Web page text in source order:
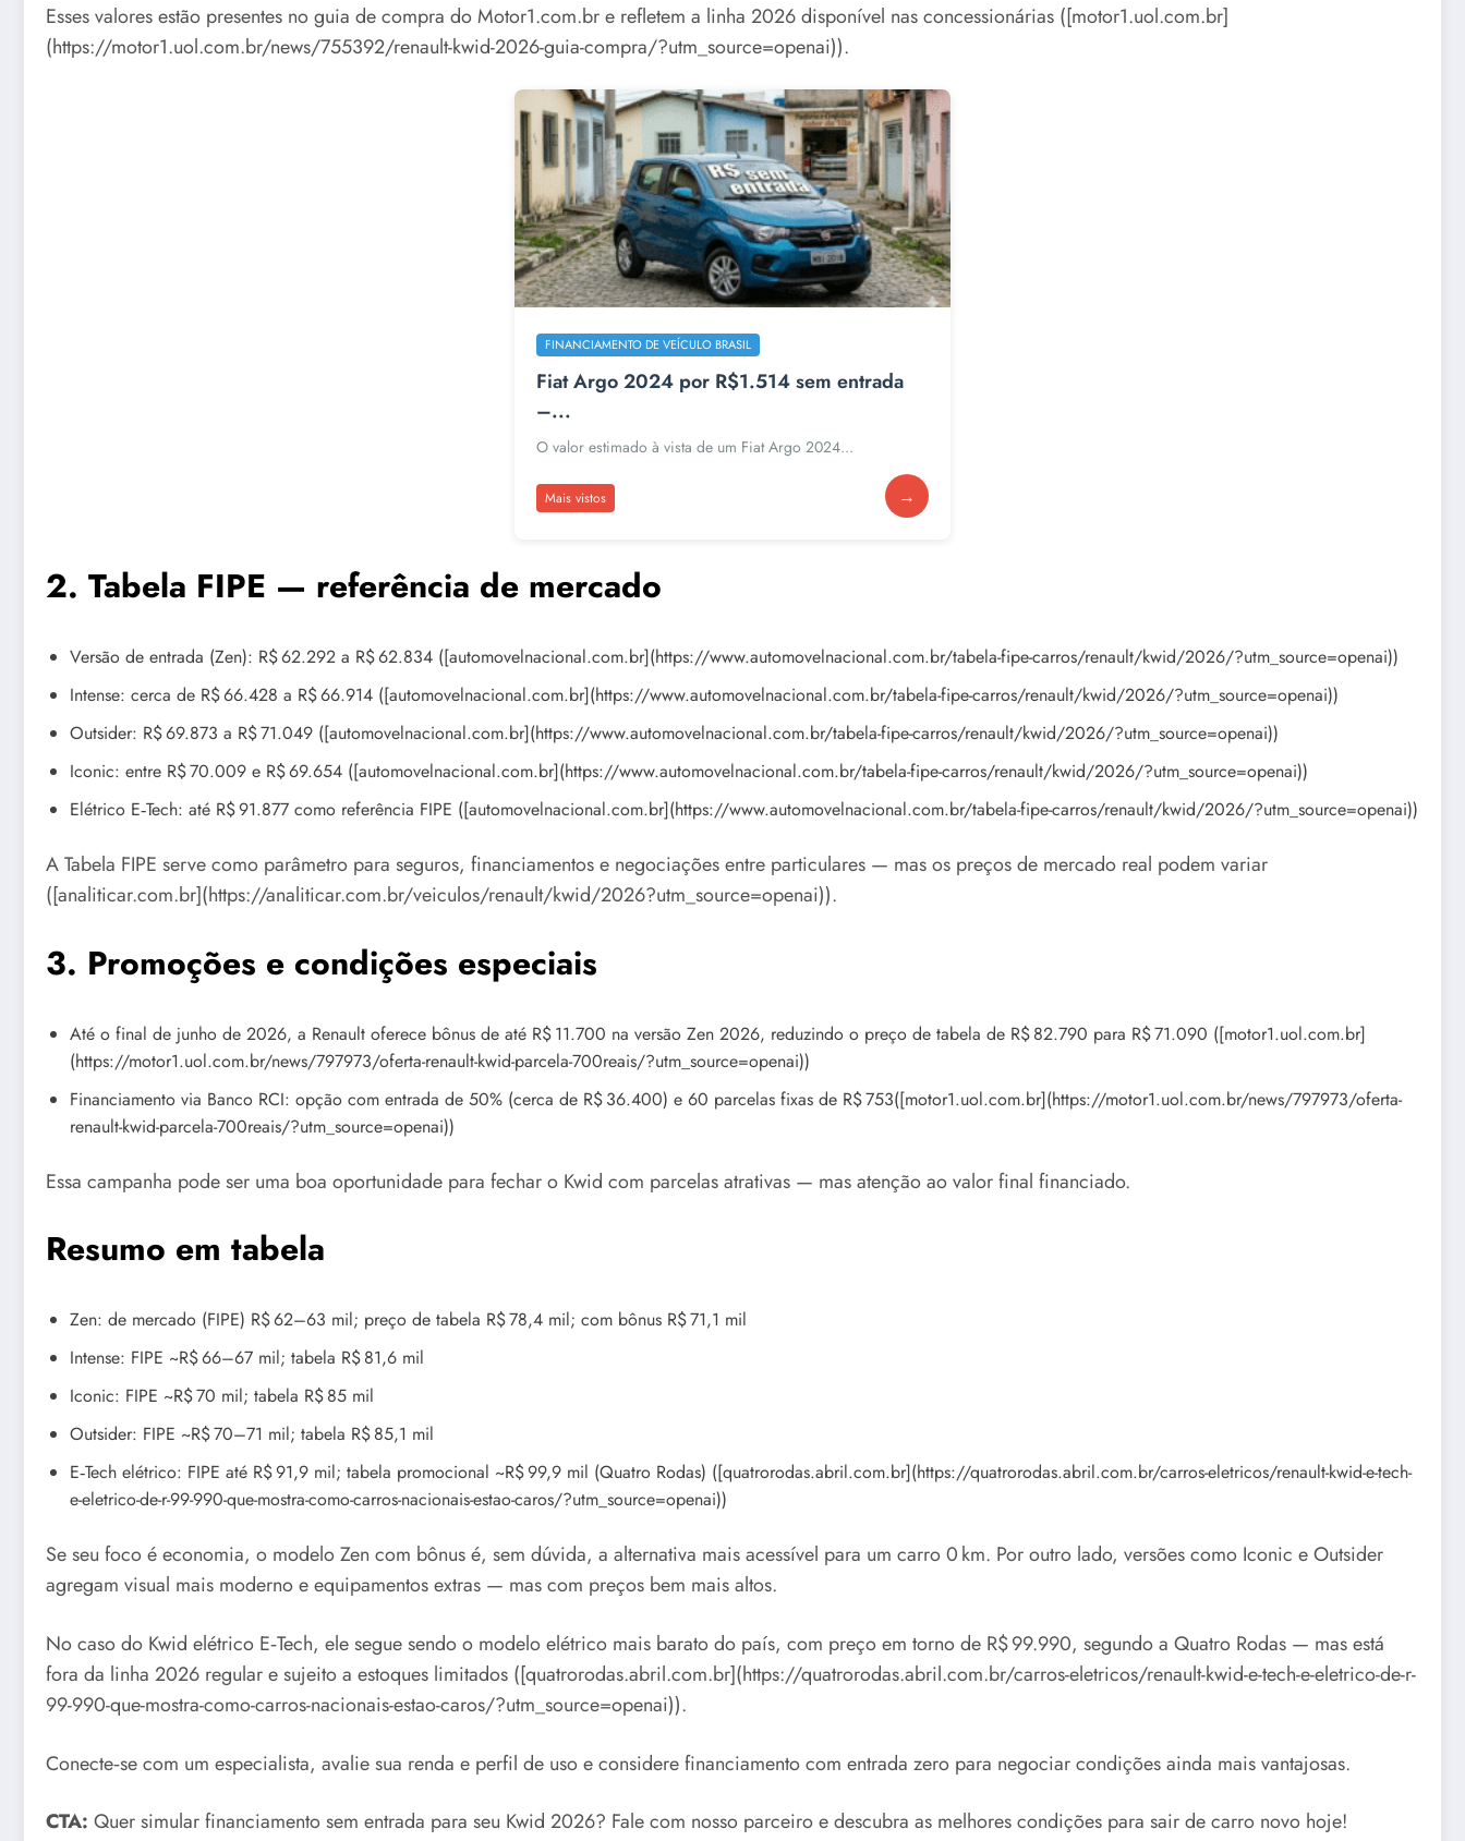
Esses valores estão presentes no guia de compra do Motor1.com.br e refletem a linha 2026 disponível nas concessionárias ([motor1.uol.com.br]
(https://motor1.uol.com.br/news/755392/renault-kwid-2026-guia-compra/?utm_source=openai)).
FINANCIAMENTO DE VEÍCULO BRASIL
Fiat Argo 2024 por R$1.514 sem entrada
–...
O valor estimado à vista de um Fiat Argo 2024...
Mais vistos →
2. Tabela FIPE — referência de mercado
Versão de entrada (Zen): R$ 62.292 a R$ 62.834 ([automovelnacional.com.br](https://www.automovelnacional.com.br/tabela-fipe-carros/renault/kwid/2026/?utm_source=openai))
Intense: cerca de R$ 66.428 a R$ 66.914 ([automovelnacional.com.br](https://www.automovelnacional.com.br/tabela-fipe-carros/renault/kwid/2026/?utm_source=openai))
Outsider: R$ 69.873 a R$ 71.049 ([automovelnacional.com.br](https://www.automovelnacional.com.br/tabela-fipe-carros/renault/kwid/2026/?utm_source=openai))
Iconic: entre R$ 70.009 e R$ 69.654 ([automovelnacional.com.br](https://www.automovelnacional.com.br/tabela-fipe-carros/renault/kwid/2026/?utm_source=openai))
Elétrico E‑Tech: até R$ 91.877 como referência FIPE ([automovelnacional.com.br](https://www.automovelnacional.com.br/tabela-fipe-carros/renault/kwid/2026/?utm_source=openai))
A Tabela FIPE serve como parâmetro para seguros, financiamentos e negociações entre particulares — mas os preços de mercado real podem variar
([analiticar.com.br](https://analiticar.com.br/veiculos/renault/kwid/2026?utm_source=openai)).
3. Promoções e condições especiais
Até o final de junho de 2026, a Renault oferece bônus de até R$ 11.700 na versão Zen 2026, reduzindo o preço de tabela de R$ 82.790 para R$ 71.090 ([motor1.uol.com.br]
(https://motor1.uol.com.br/news/797973/oferta-renault-kwid-parcela-700reais/?utm_source=openai))
Financiamento via Banco RCI: opção com entrada de 50% (cerca de R$ 36.400) e 60 parcelas fixas de R$ 753([motor1.uol.com.br](https://motor1.uol.com.br/news/797973/oferta-
renault-kwid-parcela-700reais/?utm_source=openai))
Essa campanha pode ser uma boa oportunidade para fechar o Kwid com parcelas atrativas — mas atenção ao valor final financiado.
Resumo em tabela
Zen: de mercado (FIPE) R$ 62–63 mil; preço de tabela R$ 78,4 mil; com bônus R$ 71,1 mil
Intense: FIPE ~R$ 66–67 mil; tabela R$ 81,6 mil
Iconic: FIPE ~R$ 70 mil; tabela R$ 85 mil
Outsider: FIPE ~R$ 70–71 mil; tabela R$ 85,1 mil
E‑Tech elétrico: FIPE até R$ 91,9 mil; tabela promocional ~R$ 99,9 mil (Quatro Rodas) ([quatrorodas.abril.com.br](https://quatrorodas.abril.com.br/carros-eletricos/renault-kwid-e-tech-
e-eletrico-de-r-99-990-que-mostra-como-carros-nacionais-estao-caros/?utm_source=openai))
Se seu foco é economia, o modelo Zen com bônus é, sem dúvida, a alternativa mais acessível para um carro 0 km. Por outro lado, versões como Iconic e Outsider
agregam visual mais moderno e equipamentos extras — mas com preços bem mais altos.
No caso do Kwid elétrico E‑Tech, ele segue sendo o modelo elétrico mais barato do país, com preço em torno de R$ 99.990, segundo a Quatro Rodas — mas está
fora da linha 2026 regular e sujeito a estoques limitados ([quatrorodas.abril.com.br](https://quatrorodas.abril.com.br/carros-eletricos/renault-kwid-e-tech-e-eletrico-de-r-
99-990-que-mostra-como-carros-nacionais-estao-caros/?utm_source=openai)).
Conecte‑se com um especialista, avalie sua renda e perfil de uso e considere financiamento com entrada zero para negociar condições ainda mais vantajosas.
CTA: Quer simular financiamento sem entrada para seu Kwid 2026? Fale com nosso parceiro e descubra as melhores condições para sair de carro novo hoje!